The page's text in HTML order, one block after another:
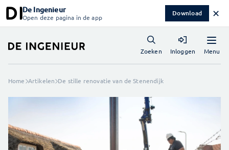
De Ingenieur
Open deze pagina in de app Download ✕
Menu
Zoeken Inloggen
Home Artikelen De stille renovatie van de Stenendijk